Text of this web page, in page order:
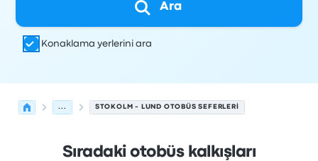
Ara
Konaklama yerlerini ara
... STOKOLM - LUND OTOBÜS SEFERLERI
Sıradaki otobüs kalkışları